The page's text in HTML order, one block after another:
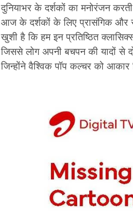
दुनियाभर के दर्शकों का मनोरंजन
आज के दर्शकों के लिए प्रासंगिक और
खुशी है कि हम इन प्रतिष्ठित
जिससे लोग अपनी बचपन की यादों से
जिन्होंने वैश्विक पॉप कल्चर को आकार